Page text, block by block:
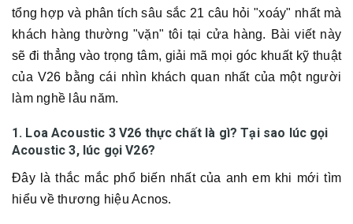
tổng hợp và phân tích sâu sắc 21 câu hỏi "xoáy" nhất mà
khách hàng thường "vặn" tôi tại cửa hàng. Bài viết này
sẽ đi thẳng vào trọng tâm, giải mã mọi góc khuất kỹ thuật
của V26 bằng cái nhìn khách quan nhất của một người
làm nghề lâu năm.
1. Loa Acoustic 3 V26 thực chất là gì? Tại sao lúc gọi
Acoustic 3, lúc gọi V26?
Đây là thắc mắc phổ biến nhất của anh em khi mới tìm
hiểu về thương hiệu Acnos.